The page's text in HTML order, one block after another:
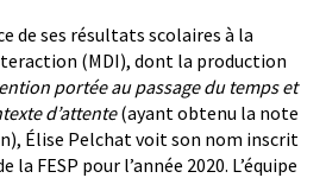
de ses résultats scolaires à la
(MDI), dont la production
portée au passage du temps et
d’attente(ayant obtenu la note
Élise Pelchat voit son nom inscrit
la FESP pour l’année 2020. L’équipe